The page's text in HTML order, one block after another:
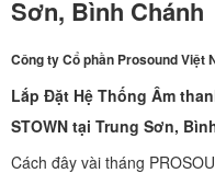
Sơn, Bình Chánh
Công ty Cổ phần Prosound Việt
Lắp Đặt Hệ Thống Âm
STOWN tại Trung Sơn,
Cách đây vài tháng